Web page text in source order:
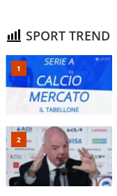
SPORT TREND